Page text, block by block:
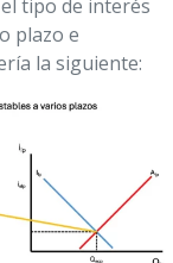
tipo de interés
plazo e
la siguiente: